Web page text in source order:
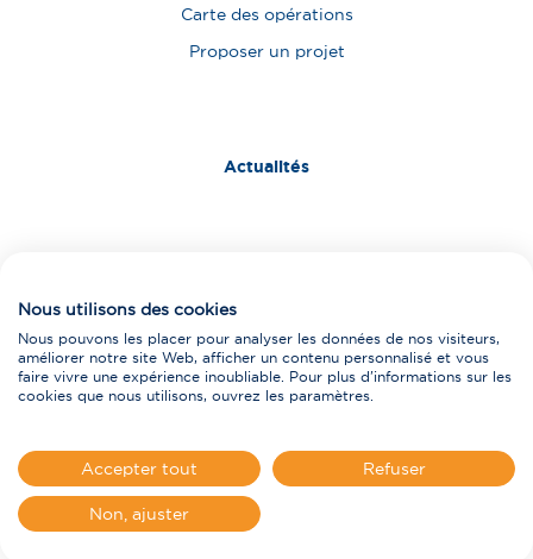
Carte des opérations
Proposer un projet
Actualités
Fournisseurs
Mentions légales
Politique de protection des données personnelles
Plan du site
Politique d’accessibilité et d’éco-conception
Nous utilisons des cookies
Nous pouvons les placer pour analyser les données de nos visiteurs,
améliorer notre site Web, afficher un contenu personnalisé et vous
faire vivre une expérience inoubliable. Pour plus d'informations sur les
cookies que nous utilisons, ouvrez les paramètres.
Accepter tout Refuser
Non, ajuster